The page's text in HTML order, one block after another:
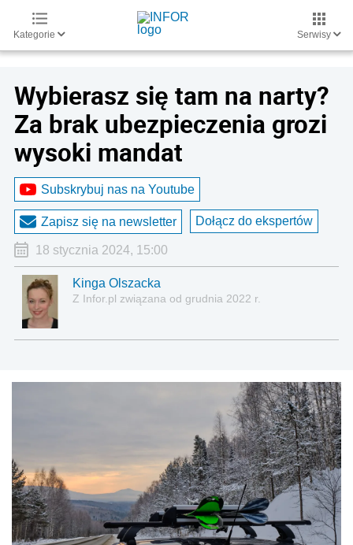
Kategorie Serwisy
Wybierasz się tam na narty?
Za brak ubezpieczenia grozi
wysoki mandat
Subskrybuj nas na Youtube
Zapisz się na newsletter Dołącz do ekspertów
18 stycznia 2024, 15:00
Kinga Olszacka
Z Infor.pl związana od grudnia 2022 r.